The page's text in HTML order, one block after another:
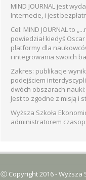
MIND JOURNAL jest
Internecie, i jest
Cel: MIND JOURNAL to
powiedział kiedyś
platformy dla
i integrowania swoich
Zakres: publikacje
podejściem
dwóch obszarach
Jest to zgodne z misją i
Wyższa Szkoła
administratorem
ⓒ Copyright 2016 -Wyższa